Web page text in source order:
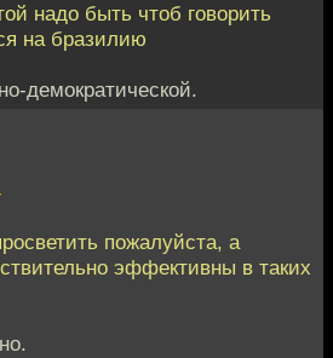
надо быть чтоб говорить
на бразилию
демократической.
пожалуйста, а
эффективны в таких